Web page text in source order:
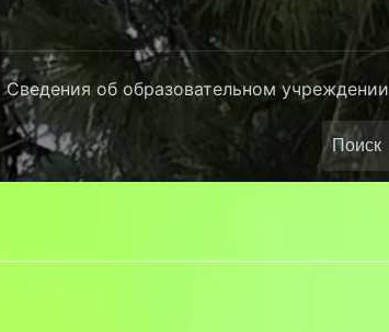
Сведения об образовательном учреждении
Поиск
по: